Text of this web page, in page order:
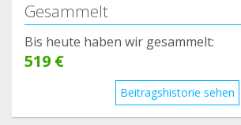
Gesammelt
Bis heute haben wir gesammelt:
519 €
Beitragshistorie sehen